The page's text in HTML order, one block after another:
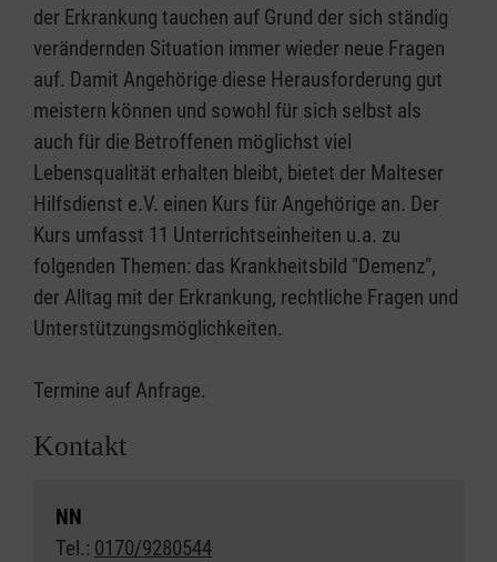
der Erkrankung tauchen auf Grund der sich ständig
verändernden Situation immer wieder neue Fragen
auf. Damit Angehörige diese Herausforderung gut
meistern können und sowohl für sich selbst als
auch für die Betroffenen möglichst viel
Lebensqualität erhalten bleibt, bietet der Malteser
Hilfsdienst e.V. einen Kurs für Angehörige an. Der
Kurs umfasst 11 Unterrichtseinheiten u.a. zu
folgenden Themen: das Krankheitsbild "Demenz",
der Alltag mit der Erkrankung, rechtliche Fragen und
Unterstützungsmöglichkeiten.
Termine auf Anfrage.
Kontakt
NN
Tel.: 0170/9280544